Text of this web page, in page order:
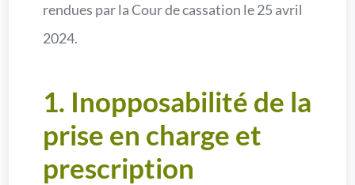
rendues par la Cour de cassation le 25 avril
2024.
1. Inopposabilité de la
prise en charge et
prescription